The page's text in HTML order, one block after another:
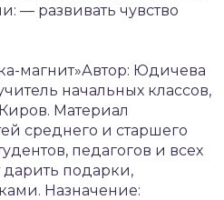
— развивать чувство
магнит»Автор: Юдичева
начальных классов,
Материал
среднего и старшего
педагогов и всех
подарки,
Назначение: